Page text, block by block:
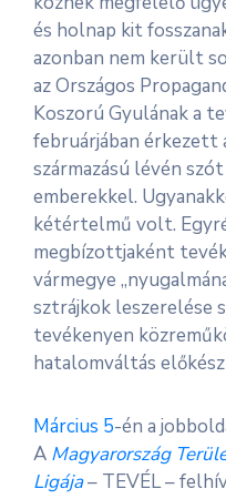
és holnap kit
azonban nem került
az Országos
Koszorú Gyulának a
februárjában érkezett
származású lévén
emberekkel.
kétértelmű volt.
megbízottjaként
vármegye
sztrájkok leszerelése
tevékenyen
hatalomváltás
Március 5-én a
A Magyarország
Ligája– TEVÉL –